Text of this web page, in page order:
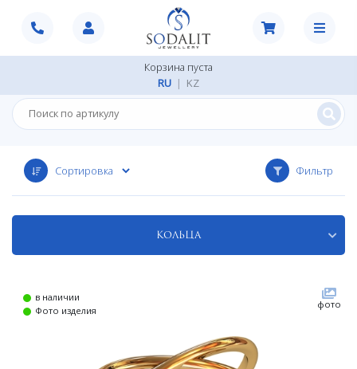
Корзина пуста
RU | KZ
Фильтр
Кольца
в наличии
Фото изделия
фото